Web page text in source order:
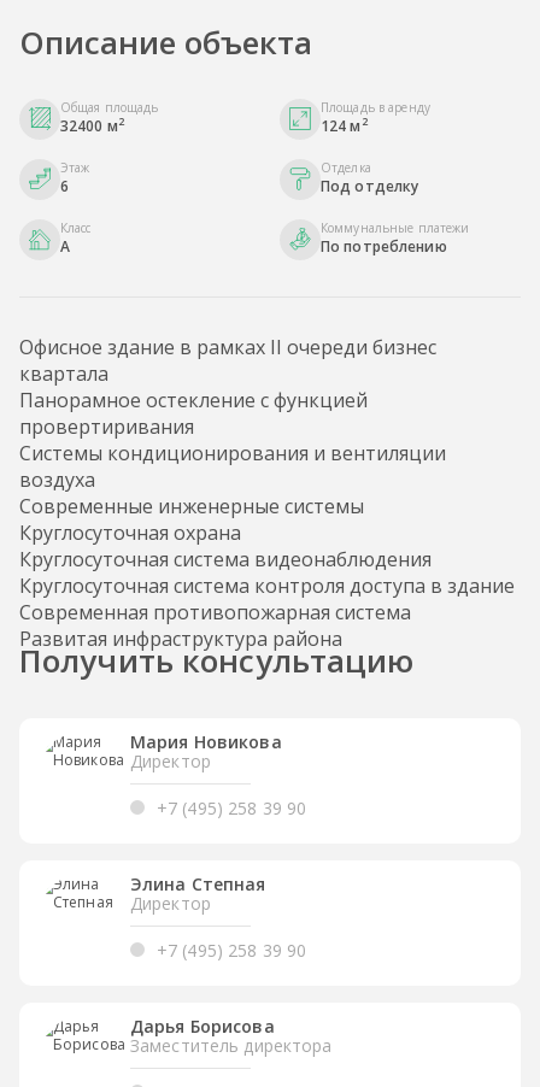
Описание объекта
Общая площадь
32400 м2
Площадь в аренду
124 м 2
Этаж
6
Отделка
Под отделку
Класс
A
Коммунальные платежи
По потреблению
Офисное здание в рамках II очереди бизнес
квартала
Панорамное остекление с функцией
провертиривания
Системы кондиционирования и вентиляции
воздуха
Современные инженерные системы
Круглосуточная охрана
Круглосуточная система видеонаблюдения
Круглосуточная система контроля доступа в здание
Современная противопожарная система
Развитая инфраструктура района
Получить консультацию
Мария Новикова
Директор
+7 (495) 258 39 90
Элина Степная
Директор
+7 (495) 258 39 90
Дарья Борисова
Заместитель директора